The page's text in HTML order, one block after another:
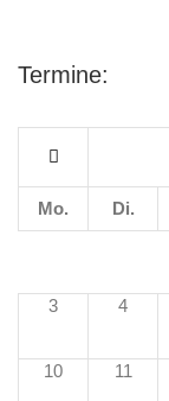
Termine:
Mo. Di.
3 4
10 11